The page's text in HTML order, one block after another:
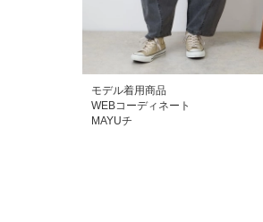
モデル着用商品
WEBコーディネート
MAYUチ